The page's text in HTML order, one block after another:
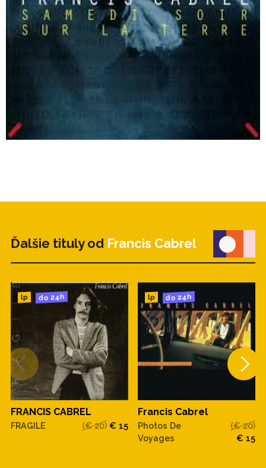
Ďalšie tituly od Francis Cabrel
lp do 24h
FRANCIS CABREL
FRAGILE (€ 20) € 15
lp do 24h
Francis Cabrel
Photos De
Voyages
(€ 20)
€ 15